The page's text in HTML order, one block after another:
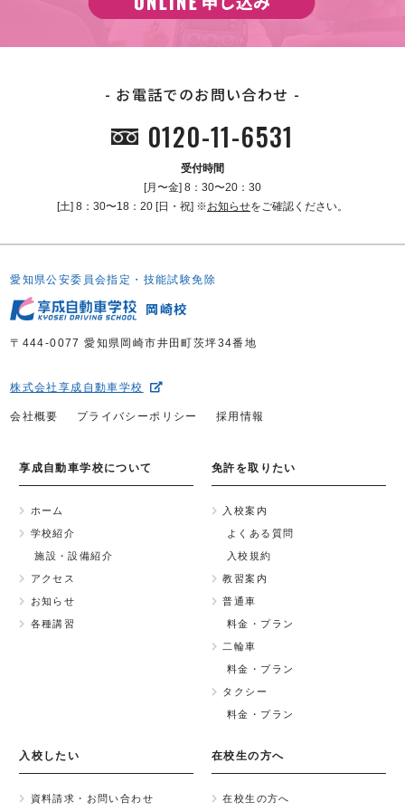
お電話でのお問い合わせ
0120-11-6531
受付時間
[月〜金] 8：30〜20：30
[土] 8：30〜18：20 [日・祝] ※お知らせをご確認ください。
愛知県公安委員会指定・技能試験免除
岡崎校
〒444-0077 愛知県岡崎市井田町茨坪34番地
株式会社享成自動車学校
会社概要 プライバシーポリシー 採用情報
享成自動車学校について
ホーム
学校紹介
施設・設備紹介
アクセス
お知らせ
各種講習
免許を取りたい
入校案内
よくある質問
入校規約
教習案内
普通車
料金・プラン
二輪車
料金・プラン
タクシー
料金・プラン
入校したい
資料請求・お問い合わせ
在校生の方へ
在校生の方へ